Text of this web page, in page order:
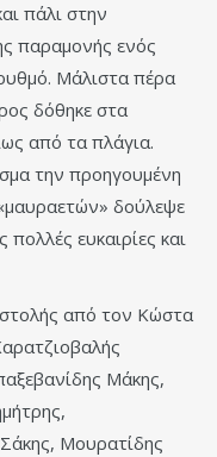
πάλι στην
παραμονής ενός
Μάλιστα πέρα
δόθηκε στα
από τα πλάγια.
την προηγουμένη
δούλεψε
ευκαιρίες και
από τον Κώστα
Μάκης,
Μουρατίδης